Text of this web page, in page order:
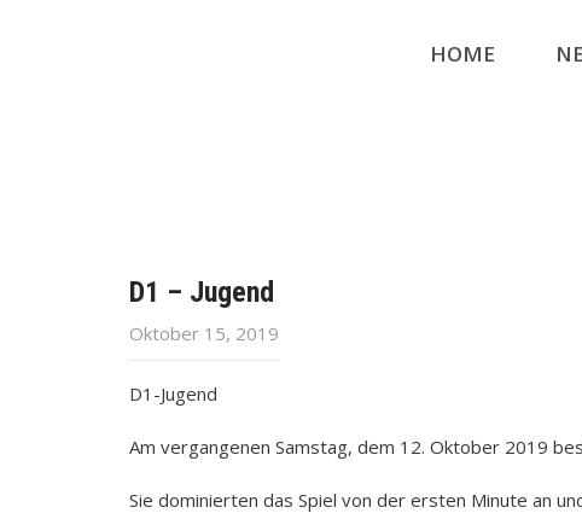
HOME
D1 – Jugend
Oktober 15, 2019
D1-Jugend
Am vergangenen Samstag, dem 12. Oktober 2019
Sie dominierten das Spiel von der ersten Minute an